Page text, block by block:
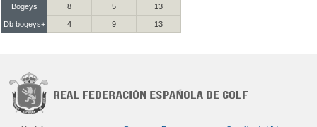
Bogeys 8 5 13
Db bogeys+ 4 9 13